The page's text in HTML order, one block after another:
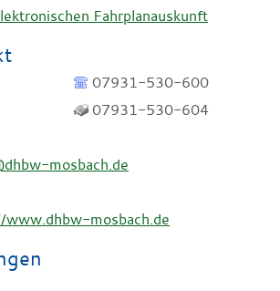
Fahrplanauskunft
07931-530-600
07931-530-604
mosbach.de
www.dhbw-mosbach.de